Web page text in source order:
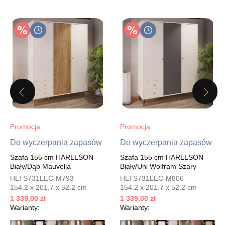
SALON MEBLOWY ORION
UL.KILIŃSZCZAKÓW 43
78-600 WAŁCZ
Nr tel.
67-3873822
Adres e-mail:orion@wphw.pl
Godziny otwarcia
1 499,00 zł
Najniższa cena sprzedawcy z ostatnich 30 dni 1 499,00 zł
Wybierz
SALON MEBLOWY TED
Salon meblowy
Previous
Promocja
Do wyczerpania zapasów
Szafa 155 cm HARLLSON
Biały/Dąb Mauvella
HLTS731LEC-M793
154.2 x 201.7 x 52.2 cm
1 339,00 zł
Warianty:
Promocja
Do wyczerpania zapasów
Szafa 155 cm HARLLSON
Biały/Uni Wolfram Szary
HLTS731LEC-M806
154.2 x 201.7 x 52.2 cm
1 339,00 zł
Warianty:
Next